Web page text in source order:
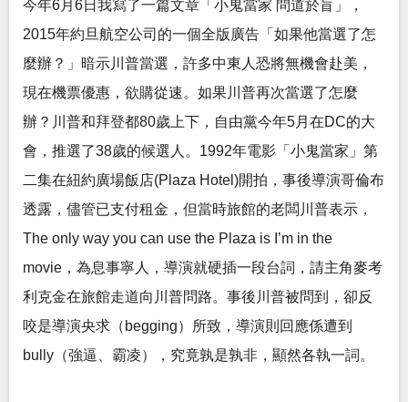
今年6月6日我寫了一篇文章「小鬼當家 問道於盲」，
2015年約旦航空公司的一個全版廣告「如果他當選了怎
麼辦？」暗示川普當選，許多中東人恐將無機會赴美，
現在機票優惠，欲購從速。如果川普再次當選了怎麼
辦？川普和拜登都80歲上下，自由黨今年5月在DC的大
會，推選了38歲的候選人。1992年電影「小鬼當家」第
二集在紐約廣場飯店(Plaza Hotel)開拍，事後導演哥倫布
透露，儘管已支付租金，但當時旅館的老闆川普表示，
The only way you can use the Plaza is I’m in the
movie，為息事寧人，導演就硬插一段台詞，請主角麥考
利克金在旅館走道向川普問路。事後川普被問到，卻反
咬是導演央求（begging）所致，導演則回應係遭到
bully（強逼、霸凌），究竟孰是孰非，顯然各執一詞。